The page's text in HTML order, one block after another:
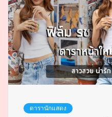
ดารานักแสดง